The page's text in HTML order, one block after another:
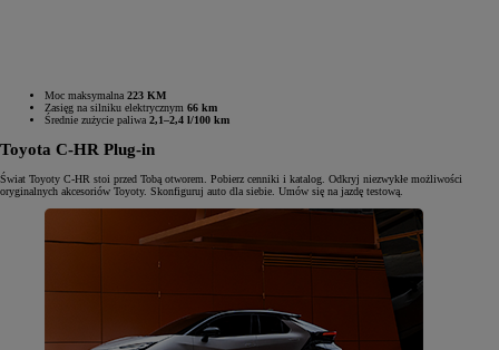
Moc maksymalna 223 KM
Zasięg na silniku elektrycznym 66 km
Średnie zużycie paliwa 2,1–2,4 l/100 km
Toyota C-HR Plug-in
Świat Toyoty C-HR stoi przed Tobą otworem. Pobierz cenniki i katalog. Odkryj niezwykłe możliwości
oryginalnych akcesoriów Toyoty. Skonfiguruj auto dla siebie. Umów się na jazdę testową.